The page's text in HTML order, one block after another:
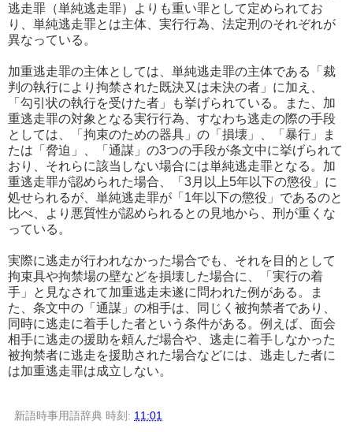
逃走罪（単純逃走罪）よりも重い罪として定められてお
り、単純逃走罪とは主体、実行行為、法定刑のそれぞれが
異なっている。
加重逃走罪の主体としては、単純逃走罪の主体である「裁
判の執行により拘禁された既決又は未決の者」に加え、
「勾引状の執行を受けた者」も挙げられている。また、加
重逃走罪の対象となる実行行為、すなわち逃走の際の手段
としては、「拘束のための器具」の「損壊」、「暴行」ま
たは「脅迫」、「通謀」の3つの手段が条文中に挙げられて
おり、それらに該当しない場合には単純逃走罪となる。加
重逃走罪が認められた場合、「3月以上5年以下の懲役」に
処せられるが、単純逃走罪が「1年以下の懲役」であるのと
比べ、より悪質性が認められるとの見地から、刑が重くな
っている。
実際に逃走が行われなかった場合でも、それを目的として
拘束具や拘禁場の壁などを損壊した場合に、「実行の着
手」と見なされて加重逃走未遂に問われた例がある。ま
た、条文中の「通謀」の相手は、同じく被拘禁者であり、
同時に逃走に着手した者という条件がある。例えば、面会
相手に逃走の援助を頼んだ場合や、逃走に着手しなかった
被拘禁者に逃走を援助された場合などには、逃走した者に
は加重逃走罪は成立しない。
新語時事用語辞典 時刻: 11:01